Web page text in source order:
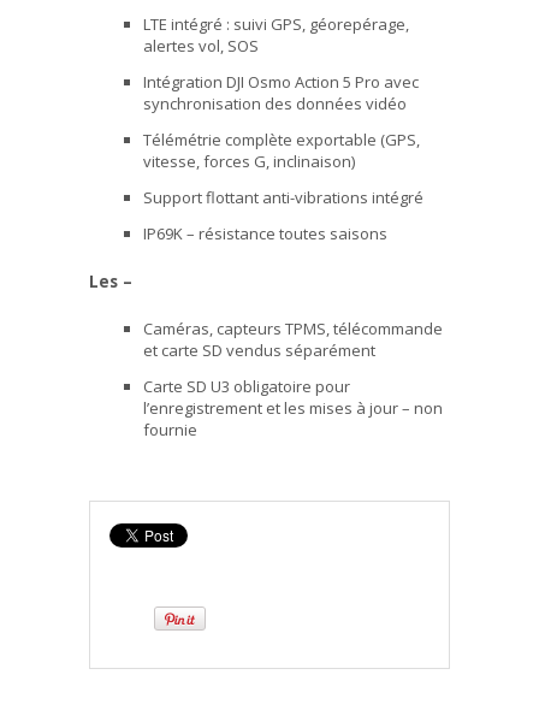
LTE intégré : suivi GPS, géorepérage,
alertes vol, SOS
Intégration DJI Osmo Action 5 Pro avec
synchronisation des données vidéo
Télémétrie complète exportable (GPS,
vitesse, forces G, inclinaison)
Support flottant anti-vibrations intégré
IP69K – résistance toutes saisons
Les –
Caméras, capteurs TPMS, télécommande
et carte SD vendus séparément
Carte SD U3 obligatoire pour
l’enregistrement et les mises à jour – non
fournie